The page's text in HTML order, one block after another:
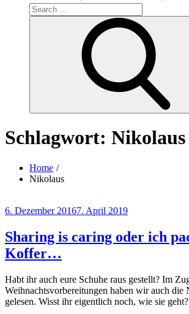
Search
for:
Schlagwort: Nikolaus
Home
Nikolaus
Posted
6. Dezember 20167. April 2019
Sharing is caring oder ich
Koffer…
Habt ihr auch eure Schuhe raus gestellt? Im
Weihnachtsvorbereitungen haben wir auch die
gelesen. Wisst ihr eigentlich noch, wie sie